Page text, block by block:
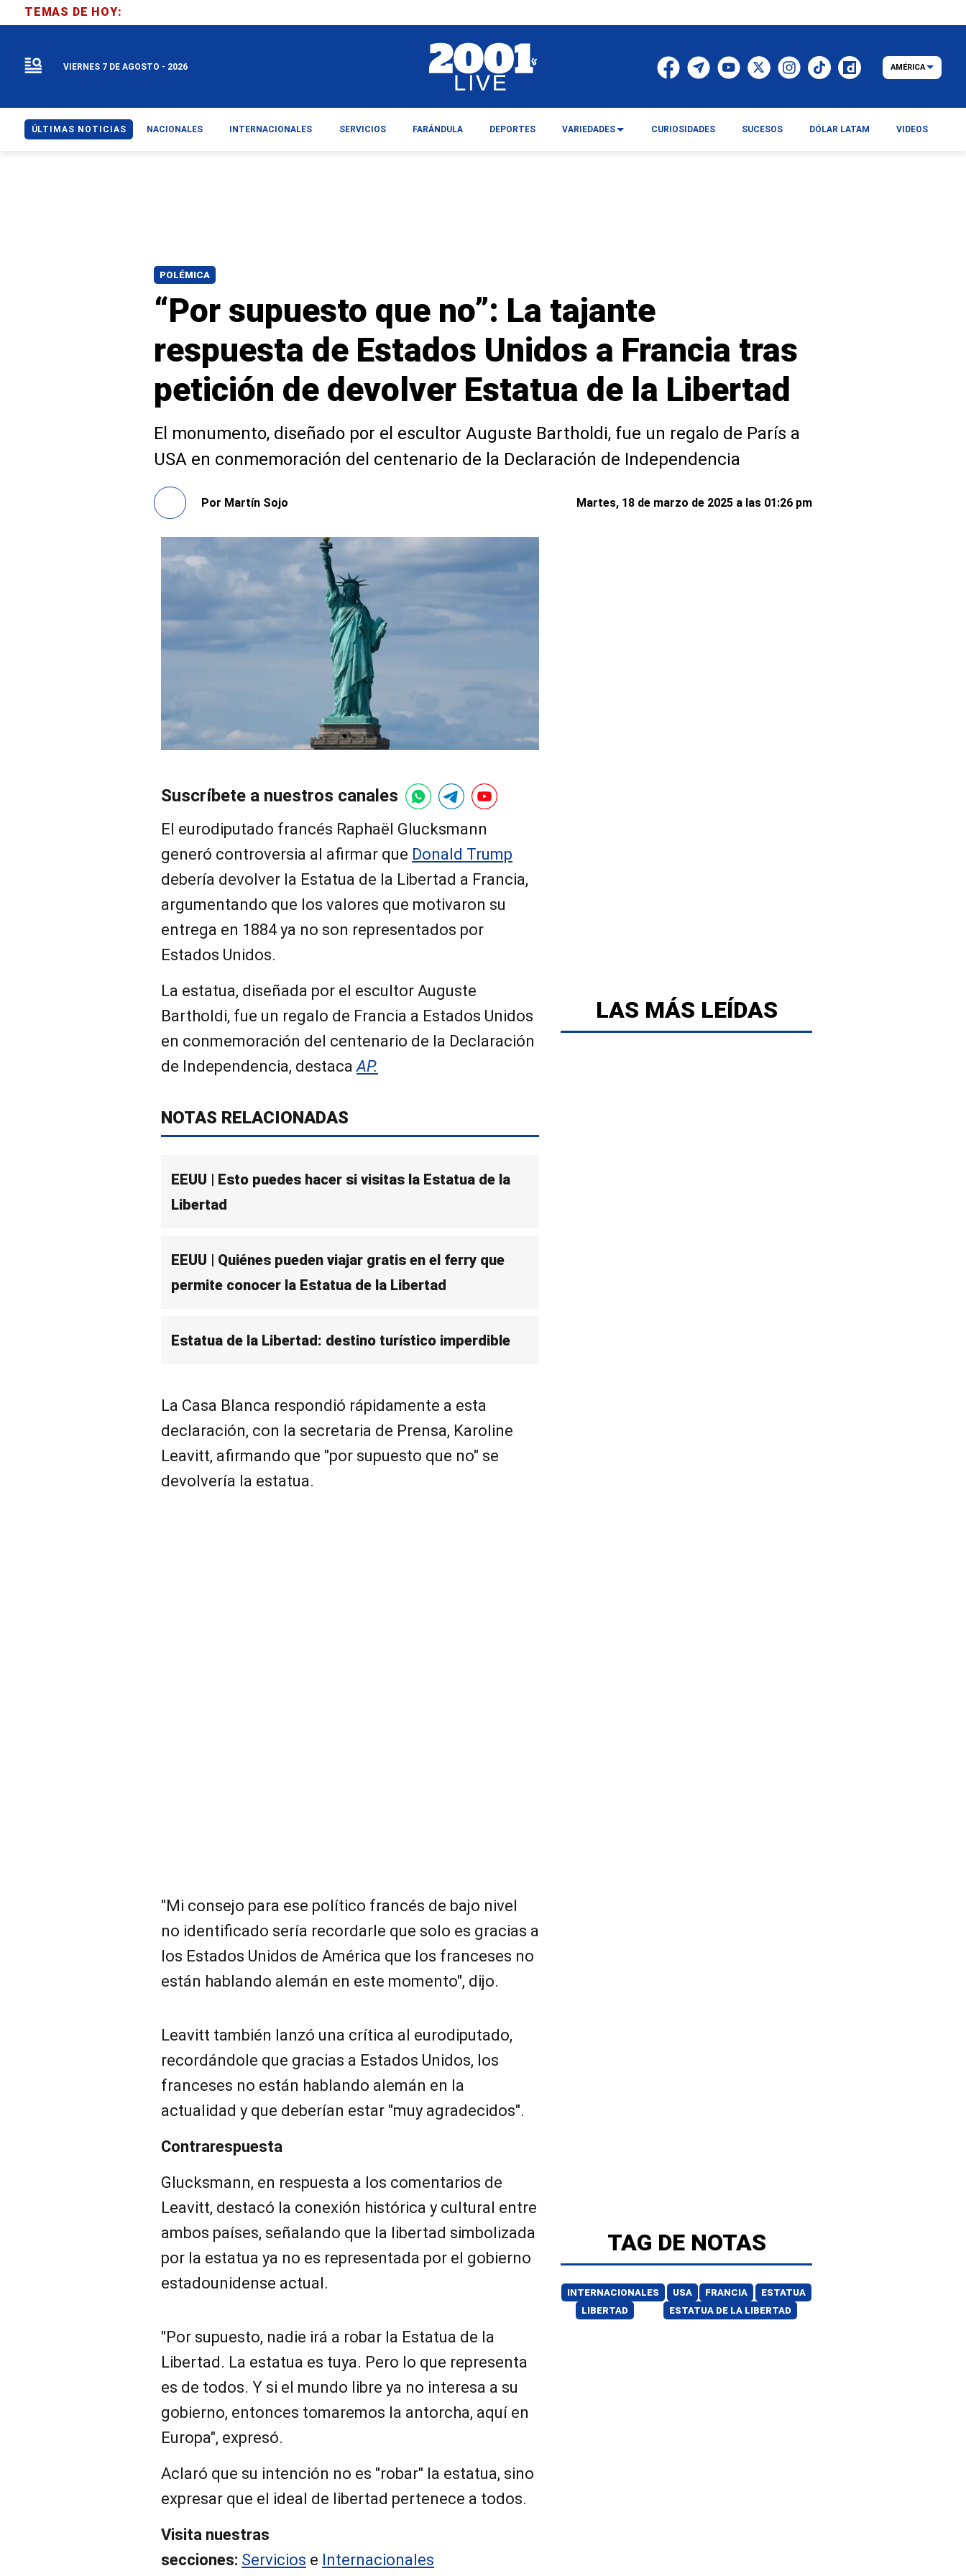
POLÉMICA
“Por supuesto que no”: La tajante
respuesta de Estados Unidos a Francia tras
petición de devolver Estatua de la Libertad
El monumento, diseñado por el escultor Auguste Bartholdi, fue un regalo de París a
USA en conmemoración del centenario de la Declaración de Independencia
Por Martín Sojo Martes, 18 de marzo de 2025 a las 01:26 pm
Suscríbete a nuestros canales
El eurodiputado francés Raphaël Glucksmann
generó controversia al afirmar que Donald Trump
debería devolver la Estatua de la Libertad a Francia,
argumentando que los valores que motivaron su
entrega en 1884 ya no son representados por
Estados Unidos.
La estatua, diseñada por el escultor Auguste
Bartholdi, fue un regalo de Francia a Estados Unidos
en conmemoración del centenario de la Declaración
de Independencia, destacaAP.
NOTAS RELACIONADAS
EEUU | Esto puedes hacer si visitas la Estatua de la
Libertad
EEUU | Quiénes pueden viajar gratis en el ferry que
permite conocer la Estatua de la Libertad
Estatua de la Libertad: destino turístico imperdible
La Casa Blanca respondió rápidamente a esta
declaración, con la secretaria de Prensa, Karoline
Leavitt, afirmando que "por supuesto que no" se
devolvería la estatua.
"Mi consejo para ese político francés de bajo nivel
no identificado sería recordarle que solo es gracias a
los Estados Unidos de América que los franceses no
están hablando alemán en este momento", dijo.
Leavitt también lanzó una crítica al eurodiputado,
recordándole que gracias a Estados Unidos, los
franceses no están hablando alemán en la
actualidad y que deberían estar "muy agradecidos".
Contrarespuesta
Glucksmann, en respuesta a los comentarios de
Leavitt, destacó la conexión histórica y cultural entre
ambos países, señalando que la libertad simbolizada
por la estatua ya no es representada por el gobierno
estadounidense actual.
"Por supuesto, nadie irá a robar la Estatua de la
Libertad. La estatua es tuya. Pero lo que representa
es de todos. Y si el mundo libre ya no interesa a su
gobierno, entonces tomaremos la antorcha, aquí en
Europa", expresó.
Aclaró que su intención no es "robar" la estatua, sino
expresar que el ideal de libertad pertenece a todos.
Visita nuestras
secciones: Servicios e Internacionales
LAS MÁS LEÍDAS
TAG DE NOTAS
INTERNACIONALES USA FRANCIA
ESTATUA
LIBERTAD
ESTATUA DE LA LIBERTAD
TEMAS DE HOY:
VIERNES 7 DE AGOSTO - 2026 AMÉRICA
ÚLTIMAS NOTICIAS NACIONALES INTERNACIONALES SERVICIOS FARÁNDULA DEPORTES VARIEDADES CURIOSIDADES SUCESOS DÓLAR LATAM VIDEOS